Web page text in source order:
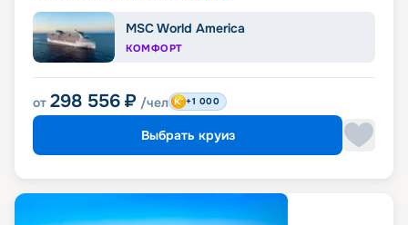
MSC World America
КОМФОРТ
от 298 556 ₽ /чел +1 000
Выбрать круиз